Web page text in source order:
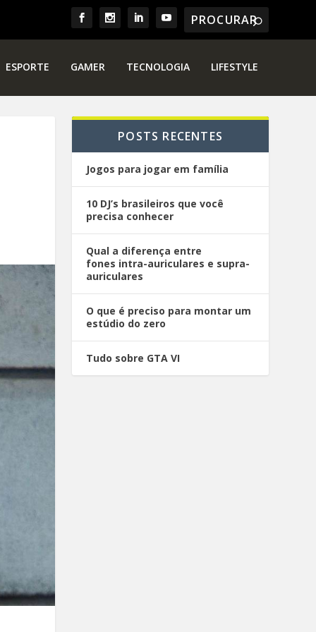
ESPORTE GAMER TECNOLOGIA LIFESTYLE
POSTS RECENTES
Jogos para jogar em família
10 DJ’s brasileiros que você
precisa conhecer
Qual a diferença entre
fones intra-auriculares e supra-
auriculares
O que é preciso para montar um
estúdio do zero
Tudo sobre GTA VI